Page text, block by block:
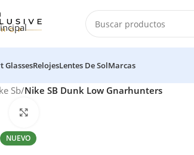
GlassesRelojesLentes De SolMarcas
Sb/Nike SB Dunk Low Gnarhunters
NUEVO